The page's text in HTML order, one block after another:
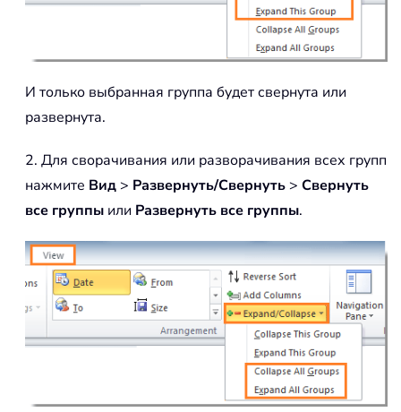
И только выбранная группа будет свернута или
развернута.
2. Для сворачивания или разворачивания всех групп
нажмите Вид > Развернуть/Свернуть > Свернуть
все группы или Развернуть все группы.